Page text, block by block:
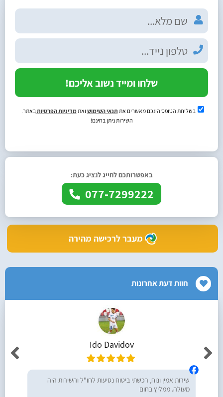
שלחו ומייד נשוב אליכם!
בשליחת הטופס הינכם מאשרים את תנאי השימוש ואתמדיניות הפרטיותבאתר.
השירות ניתן בחינם!
באפשרותכם לחייג לנציג כעת:
077-7299222
מעבר לרכישה מהירה
חוות דעת אחרונות
Ido Davidov
שירות אמין ונוח, רכשתי ביטוח נסיעות לחו"ל והשירות היה
מעולה. ממליץ בחום